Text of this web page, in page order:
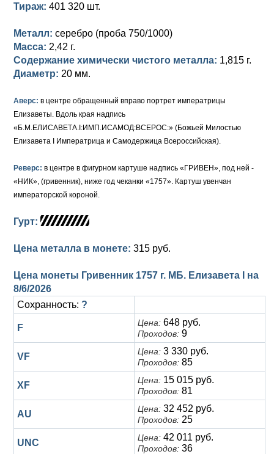
Памятные и донативные
Памятные и донативные
Для Финляндии
Памятные и донативные
Медь
Для Грузии
Русско-Польские
Для Польши
Памятные и донативные
Серебро
Медь
Для Грузии
Для Польши
Золото
Серебро
Медь
Екатерина II (1762-1796)
Золото
Серебро
Сибирские монеты
Для Молдавии и Валахии
Петр III (1762)
Золото
Серебро
Медь
Ливонезы
Иоанн Антонович (1740-1741)
Анна Иоанновна (1730-1740)
Петр II (1727-1730)
Петр I (1682-1725)
Для Речи Посполитой
Тираж: 401 320 шт.
Металл: серебро (проба 750/1000)
Масса: 2,42 г.
Содержание химически чистого металла: 1,815 г.
Диаметр: 20 мм.
Аверс: в центре обращенный вправо портрет императрицы
Елизаветы. Вдоль края надпись
«Б.М.ЕЛИСАВЕТА.I:ИМП.ИСАМОД:ВСЕРОС:» (Божьей Милостью
Елизавета I Императрица и Самодержица Всероссийская).
Реверс: в центре в фигурном картуше надпись «ГРИВЕН», под ней -
«НИК», (гривенник), ниже год чеканки «1757». Картуш увенчан
императорской короной.
Гурт:
Цена металла в монете: 315 руб.
Цена монеты Гривенник 1757 г. МБ. Елизавета I на
8/6/2026
Сохранность: ?
F Цена: 648 руб.
Проходов: 9
VF Цена: 3 330 руб.
Проходов: 85
XF Цена: 15 015 руб.
Проходов: 81
AU Цена: 32 452 руб.
Проходов: 25
UNC Цена: 42 011 руб.
Проходов: 36